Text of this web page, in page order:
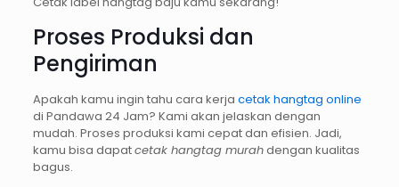
Proses Produksi dan
Pengiriman
Apakah kamu ingin tahu cara kerja cetak hangtag online
di Pandawa 24 Jam? Kami akan jelaskan dengan
mudah. Proses produksi kami cepat dan efisien. Jadi,
kamu bisa dapatcetak hangtag murahdengan kualitas
bagus.